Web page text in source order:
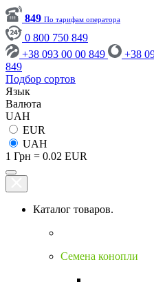
849 По тарифам оператора
0 800 750 849
+38 093 00 00 849
+38
849
Подбор сортов
Язык
Валюта
UAH
EUR
UAH
1 Грн = 0.02 EUR
Каталог товаров.
Семена конопли